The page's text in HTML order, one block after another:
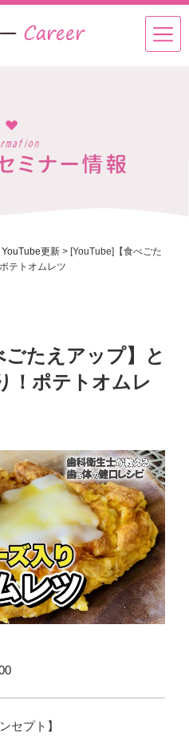
YouTube更新 > [YouTube]【食べごた
テトオムレツ
たえアップ】と
！ポテトオムレ
セプト】